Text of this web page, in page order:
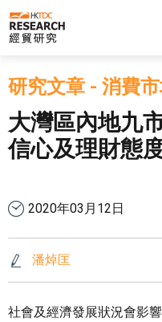
跳至主要內容
研究文章 - 消費
大灣區內地九
信心及理財態
2020年03月12日
潘焯匡
社會及經濟發展狀況會影